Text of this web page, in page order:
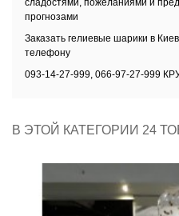
прогнозами
Заказать гелиевые шарики в
телефону
093-14-27-999, 066-97-27-999
В ЭТОЙ КАТЕГОРИИ 24